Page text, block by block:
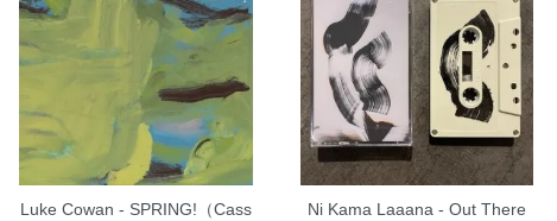
Luke Cowan - SPRING!（Cass
Ni Kama Laaana - Out There